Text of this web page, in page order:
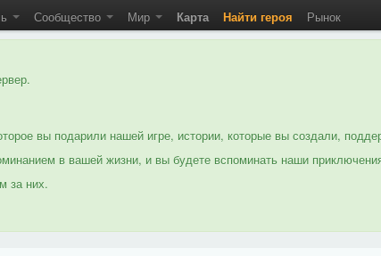
Сообщество Мир Карта Найти героя Рынок
вы подарили нашей игре, истории, которые вы создали,
в вашей жизни, и вы будете вспоминать наши
за них.